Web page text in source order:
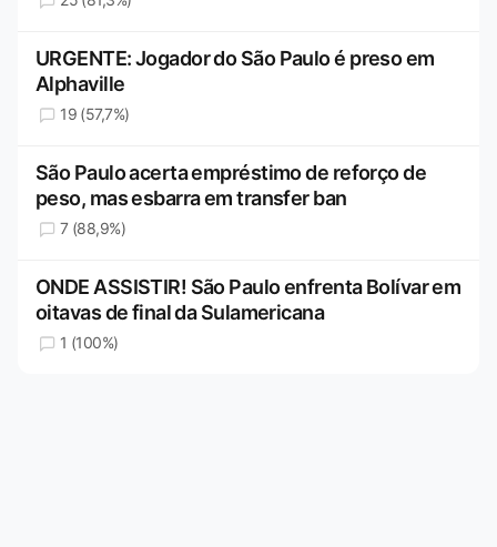
URGENTE: Jogador do São Paulo é preso em
Alphaville
19 (57,7%)
São Paulo acerta empréstimo de reforço de
peso, mas esbarra em transfer ban
7 (88,9%)
ONDE ASSISTIR! São Paulo enfrenta Bolívar em
oitavas de final da Sulamericana
1 (100%)